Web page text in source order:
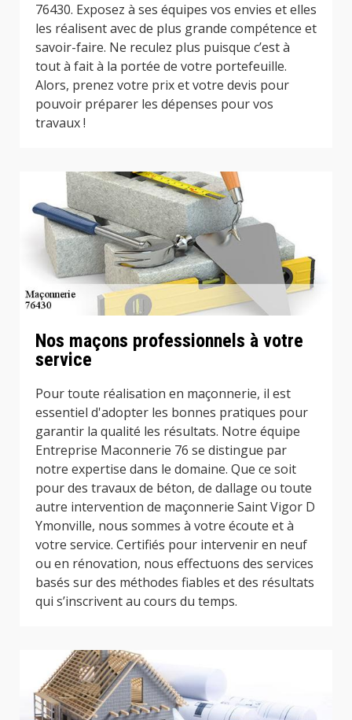
76430. Exposez à ses équipes vos envies et elles
les réalisent avec de plus grande compétence et
savoir-faire. Ne reculez plus puisque c’est à
tout à fait à la portée de votre portefeuille.
Alors, prenez votre prix et votre devis pour
pouvoir préparer les dépenses pour vos
travaux !
Nos maçons professionnels à votre
service
Pour toute réalisation en maçonnerie, il est
essentiel d'adopter les bonnes pratiques pour
garantir la qualité les résultats. Notre équipe
Entreprise Maconnerie 76 se distingue par
notre expertise dans le domaine. Que ce soit
pour des travaux de béton, de dallage ou toute
autre intervention de maçonnerie Saint Vigor D
Ymonville, nous sommes à votre écoute et à
votre service. Certifiés pour intervenir en neuf
ou en rénovation, nous effectuons des services
basés sur des méthodes fiables et des résultats
qui s’inscrivent au cours du temps.